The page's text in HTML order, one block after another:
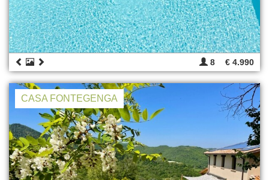
8 € 4.990
CASA FONTEGENGA